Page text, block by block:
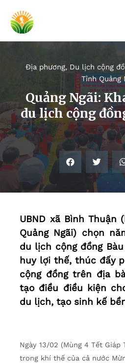
Địa phương, Du lịch cộng
Tỉnh Quảng
Quảng Ngãi:
du lịch cộng
UBND xã Bình Thuận
Quảng Ngãi) chọn
du lịch cộng đồng
huy lợi thế, thúc đấy
cộng đồng trên địa
tạo điều điều kiện
du lịch, tạo sinh kế
Ngày 13/02 (Mùng 4 Tết
trong khí thế của cả nước